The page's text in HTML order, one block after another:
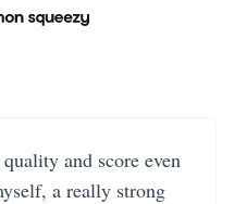
and score even
a really strong